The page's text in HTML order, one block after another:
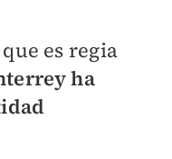
es regia
ha